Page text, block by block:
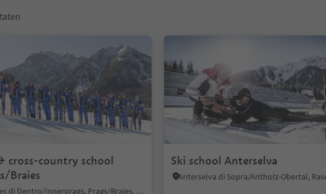
cross-country school
Braies
Braies di Dentro/Innerprags, Prags/Braies, Dolomites Region 3 Zinnen
Ski school Anterselva